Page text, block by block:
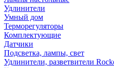
Удлинители
Умный дом
Терморегуляторы
Комплектующие
Датчики
Подсветка, лампы, свет
Удлинители, разветвители